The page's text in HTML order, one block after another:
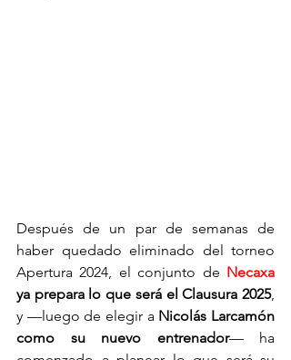
Después de un par de semanas de
haber quedado eliminado del torneo
Apertura 2024, el conjunto de Necaxa
ya prepara lo que será el Clausura 2025,
y —luego de elegir a Nicolás Larcamón
como su nuevo entrenador— ha